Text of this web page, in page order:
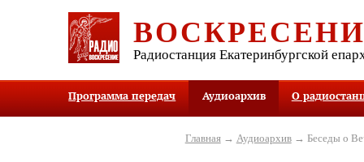
Радиостанция Екатеринбургской
Программа передач Аудиоархив О
Главная→ Аудиоархив→ Беседы о